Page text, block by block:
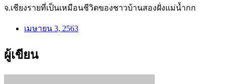
จ.เชียงรายที่เป็นเหมือนชีวิตของชาวบ้านสองฝั่งแม่น้ำกก
เมษายน 3, 2563
ผู้เขียน